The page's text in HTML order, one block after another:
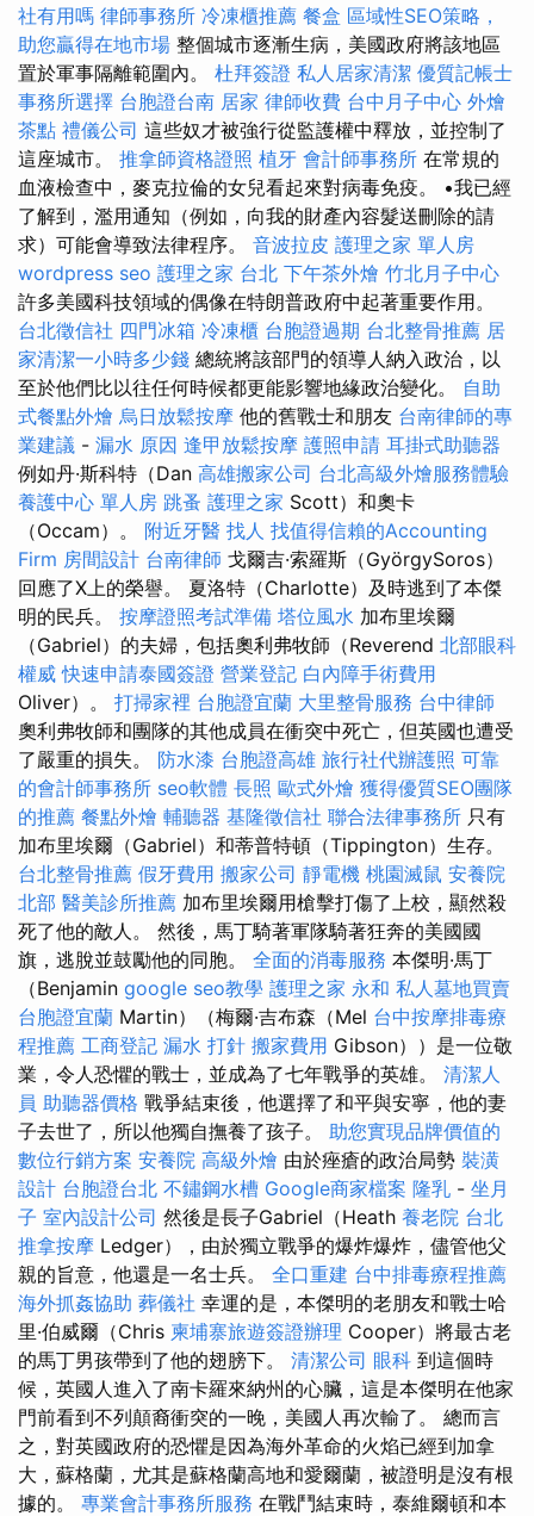
社有用嗎 律師事務所 冷凍櫃推薦 餐盒 區域性SEO策略，
助您贏得在地市場 整個城市逐漸生病，美國政府將該地區
置於軍事隔離範圍內。 杜拜簽證 私人居家清潔 優質記帳士
事務所選擇 台胞證台南 居家 律師收費 台中月子中心 外燴
茶點 禮儀公司 這些奴才被強行從監護權中釋放，並控制了
這座城市。 推拿師資格證照 植牙 會計師事務所 在常規的
血液檢查中，麥克拉倫的女兒看起來對病毒免疫。 •我已經
了解到，濫用通知（例如，向我的財產內容髮送刪除的請
求）可能會導致法律程序。 音波拉皮 護理之家 單人房
wordpress seo 護理之家 台北 下午茶外燴 竹北月子中心
許多美國科技領域的偶像在特朗普政府中起著重要作用。
台北徵信社 四門冰箱 冷凍櫃 台胞證過期 台北整骨推薦 居
家清潔一小時多少錢 總統將該部門的領導人納入政治，以
至於他們比以往任何時候都更能影響地緣政治變化。 自助
式餐點外燴 烏日放鬆按摩 他的舊戰士和朋友 台南律師的專
業建議 - 漏水 原因 逢甲放鬆按摩 護照申請 耳掛式助聽器
例如丹·斯科特（Dan 高雄搬家公司 台北高級外燴服務體驗
養護中心 單人房 跳蚤 護理之家 Scott）和奧卡
（Occam）。 附近牙醫 找人 找值得信賴的Accounting
Firm 房間設計 台南律師 戈爾吉·索羅斯（GyörgySoros）
回應了X上的榮譽。 夏洛特（Charlotte）及時逃到了本傑
明的民兵。 按摩證照考試準備 塔位風水 加布里埃爾
（Gabriel）的夫婦，包括奧利弗牧師（Reverend 北部眼科
權威 快速申請泰國簽證 營業登記 白內障手術費用
Oliver）。 打掃家裡 台胞證宜蘭 大里整骨服務 台中律師
奧利弗牧師和團隊的其他成員在衝突中死亡，但英國也遭受
了嚴重的損失。 防水漆 台胞證高雄 旅行社代辦護照 可靠
的會計師事務所 seo軟體 長照 歐式外燴 獲得優質SEO團隊
的推薦 餐點外燴 輔聽器 基隆徵信社 聯合法律事務所 只有
加布里埃爾（Gabriel）和蒂普特頓（Tippington）生存。
台北整骨推薦 假牙費用 搬家公司 靜電機 桃園滅鼠 安養院
北部 醫美診所推薦 加布里埃爾用槍擊打傷了上校，顯然殺
死了他的敵人。 然後，馬丁騎著軍隊騎著狂奔的美國國
旗，逃脫並鼓勵他的同胞。 全面的消毒服務 本傑明·馬丁
（Benjamin google seo教學 護理之家 永和 私人墓地買賣
台胞證宜蘭 Martin）（梅爾·吉布森（Mel 台中按摩排毒療
程推薦 工商登記 漏水 打針 搬家費用 Gibson））是一位敬
業，令人恐懼的戰士，並成為了七年戰爭的英雄。 清潔人
員 助聽器價格 戰爭結束後，他選擇了和平與安寧，他的妻
子去世了，所以他獨自撫養了孩子。 助您實現品牌價值的
數位行銷方案 安養院 高級外燴 由於痤瘡的政治局勢 裝潢
設計 台胞證台北 不鏽鋼水槽 Google商家檔案 隆乳 - 坐月
子 室內設計公司 然後是長子Gabriel（Heath 養老院 台北
推拿按摩 Ledger），由於獨立戰爭的爆炸爆炸，儘管他父
親的旨意，他還是一名士兵。 全口重建 台中排毒療程推薦
海外抓姦協助 葬儀社 幸運的是，本傑明的老朋友和戰士哈
里·伯威爾（Chris 柬埔寨旅遊簽證辦理 Cooper）將最古老
的馬丁男孩帶到了他的翅膀下。 清潔公司 眼科 到這個時
候，英國人進入了南卡羅來納州的心臟，這是本傑明在他家
門前看到不列顛裔衝突的一晚，美國人再次輸了。 總而言
之，對英國政府的恐懼是因為海外革命的火焰已經到加拿
大，蘇格蘭，尤其是蘇格蘭高地和愛爾蘭，被證明是沒有根
據的。 專業會計事務所服務 在戰鬥結束時，泰維爾頓和本